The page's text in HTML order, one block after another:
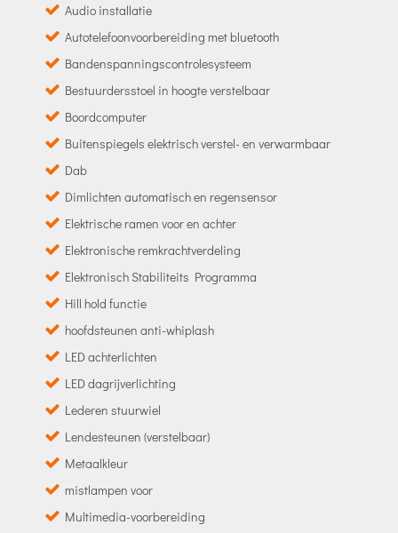
Audio installatie
Autotelefoonvoorbereiding met bluetooth
Bandenspanningscontrolesysteem
Bestuurdersstoel in hoogte verstelbaar
Boordcomputer
Buitenspiegels elektrisch verstel- en verwarmbaar
Dab
Dimlichten automatisch en regensensor
Elektrische ramen voor en achter
Elektronische remkrachtverdeling
Elektronisch Stabiliteits Programma
Hill hold functie
hoofdsteunen anti-whiplash
LED achterlichten
LED dagrijverlichting
Lederen stuurwiel
Lendesteunen (verstelbaar)
Metaalkleur
mistlampen voor
Multimedia-voorbereiding